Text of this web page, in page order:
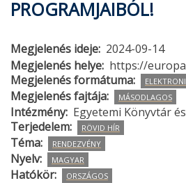
PROGRAMJAIBÓL!
Megjelenés ideje 2024-09-14
Megjelenés helye https://
Megjelenés formátuma
Megjelenés fajtája MÁSODLAGOS
Intézmény Egyetemi Könyvtár
Terjedelem
RÖVID HÍR
Téma RENDEZVÉNY
Nyelv MAGYAR
Hatókör ORSZÁGOS